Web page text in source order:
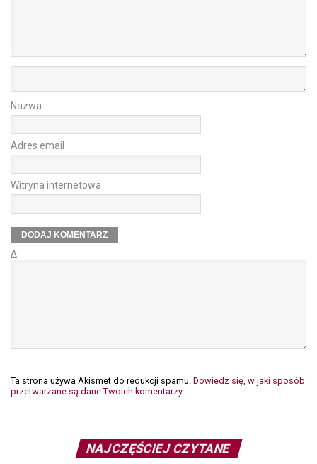
Nazwa
Adres email
Witryna internetowa
Δ
Ta strona używa Akismet do redukcji spamu. Dowiedz się, w jaki sposób
przetwarzane są dane Twoich komentarzy.
NAJCZĘŚCIEJ CZYTANE